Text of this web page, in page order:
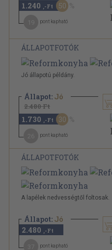
1.240 ,-Ft 50
pont kapható
ÁLLAPOTFOTÓK
Jó állapotú példány.
Állapot: Jó
2.480 Ft
1.730 ,-Ft 30
pont kapható
ÁLLAPOTFOTÓK
A lapélek nedvességtől foltosak.
Állapot: Jó
2.480 ,-Ft
pont kapható